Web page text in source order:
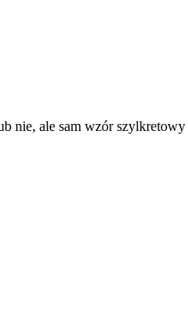
nie, ale sam wzór szylkretowy